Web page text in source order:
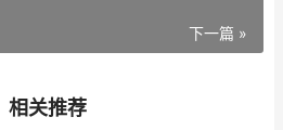
下一篇 »
相关推荐